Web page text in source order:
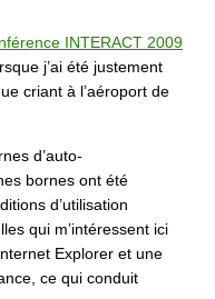
INTERACT 2009
j’ai été justement
criant à l’aéroport de
d’auto-
bornes ont été
d’utilisation
qui m’intéressent ici
Explorer et une
ce qui conduit